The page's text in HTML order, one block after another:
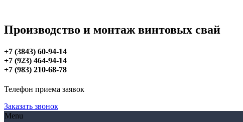
Производство и монтаж винтовых свай
+7 (3843) 60-94-14
+7 (923) 464-94-14
+7 (983) 210-68-78
Телефон приема заявок
Заказать звонок
Menu